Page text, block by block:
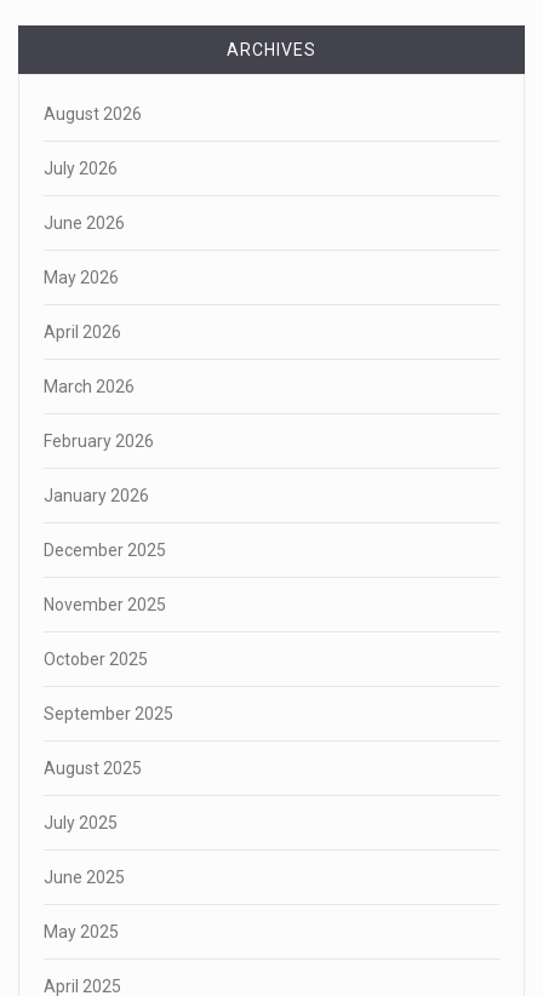
ARCHIVES
August 2026
July 2026
June 2026
May 2026
April 2026
March 2026
February 2026
January 2026
December 2025
November 2025
October 2025
September 2025
August 2025
July 2025
June 2025
May 2025
April 2025